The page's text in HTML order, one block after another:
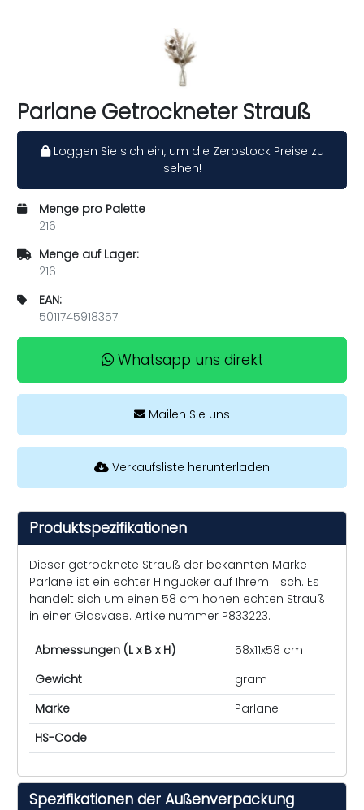
Parlane Getrockneter Strauß
Loggen Sie sich ein, um die Zerostock Preise zu
sehen!
Menge pro Palette
216
Menge auf Lager:
216
EAN:
5011745918357
Whatsapp uns direkt
Mailen Sie uns
Verkaufsliste herunterladen
Produktspezifikationen
Dieser getrocknete Strauß der bekannten Marke
Parlane ist ein echter Hingucker auf Ihrem Tisch. Es
handelt sich um einen 58 cm hohen echten Strauß
in einer Glasvase. Artikelnummer P833223.
Abmessungen (L x B x H)
58x11x58 cm
Gewicht
gram
Marke
Parlane
HS-Code
Spezifikationen der Außenverpackung